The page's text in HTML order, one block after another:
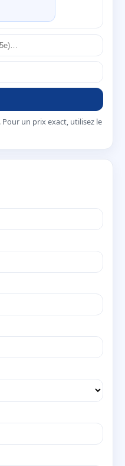
un prix exact, utilisez le